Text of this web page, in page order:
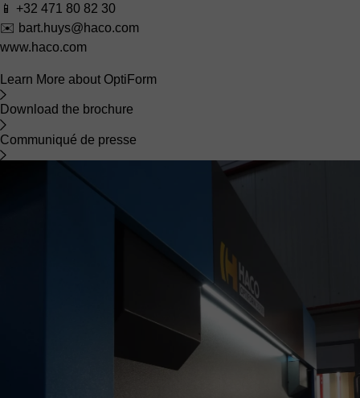
📱 +32 471 80 82 30
✉️ bart.huys@haco.com
www.haco.com
Learn More about OptiForm
Download the brochure
Communiqué de presse